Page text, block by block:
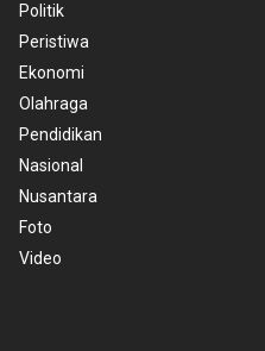
Politik
Peristiwa
Ekonomi
Olahraga
Pendidikan
Nasional
Nusantara
Foto
Video